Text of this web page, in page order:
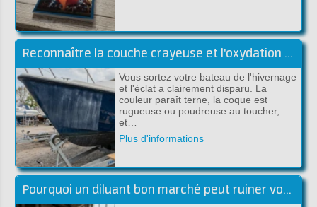
Reconnaître la couche crayeuse et l'oxydation du gelcoat
Vous sortez votre bateau de l'hivernage
et l'éclat a clairement disparu. La
couleur paraît terne, la coque est
rugueuse ou poudreuse au toucher,
et…
Plus d'informations
Pourquoi un diluant bon marché peut ruiner votre peinture haut de gamme